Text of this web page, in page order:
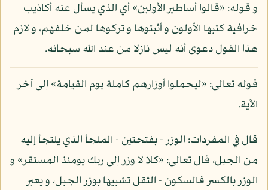
و قوله: «قالوا أساطير الأولين» أي الذي يسأل عنه أكاذيب
خرافية كتبها الأولون و أثبتوها و تركوها لمن خلفهم، و لازم
هذا القول دعوى أنه ليس نازلا من عند الله سبحانه.
قوله تعالى: «ليحملوا أوزارهم كاملة يوم القيامة» إلى آخر
الآية.
قال في المفردات: الوزر - بفتحتين - الملجأ الذي يلتجأ إليه
من الجبل، قال تعالى: «كلا لا وزر إلى ربك يومئذ المستقر» و
الوزر بالكسر فالسكون - الثقل تشبيها بوزر الجبل، و يعبر